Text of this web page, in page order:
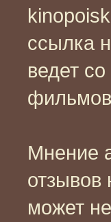
ссылка
ведет
Мнение
отзывов
может не